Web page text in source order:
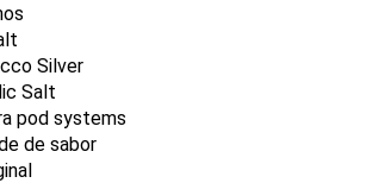
Silver
Salt
pod systems
de sabor